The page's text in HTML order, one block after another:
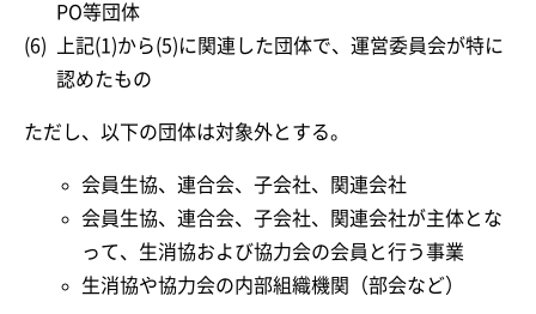
PO等団体
(6)
上記(1)から(5)に関連した団体で、運営委員会が特に
認めたもの
ただし、以下の団体は対象外とする。
会員生協、連合会、子会社、関連会社
会員生協、連合会、子会社、関連会社が主体とな
って、生消協および協力会の会員と行う事業
生消協や協力会の内部組織機関（部会など）